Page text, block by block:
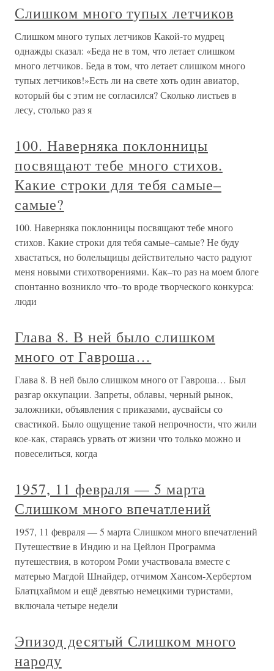
Слишком много тупых летчиков
Слишком много тупых летчиков Какой-то мудрец
однажды сказал: «Беда не в том, что летает слишком
много летчиков. Беда в том, что летает слишком много
тупых летчиков!»Есть ли на свете хоть один авиатор,
который бы с этим не согласился? Сколько листьев в
лесу, столько раз я
100. Наверняка поклонницы
посвящают тебе много стихов.
Какие строки для тебя самые–
самые?
100. Наверняка поклонницы посвящают тебе много
стихов. Какие строки для тебя самые–самые? Не буду
хвастаться, но болельщицы действительно часто радуют
меня новыми стихотворениями. Как–то раз на моем блоге
спонтанно возникло что–то вроде творческого конкурса:
люди
Глава 8. В ней было слишком
много от Гавроша…
Глава 8. В ней было слишком много от Гавроша… Был
разгар оккупации. Запреты, облавы, черный рынок,
заложники, объявления с приказами, аусвайсы со
свастикой. Было ощущение такой непрочности, что жили
кое-как, стараясь урвать от жизни что только можно и
повеселиться, когда
1957, 11 февраля — 5 марта
Слишком много впечатлений
1957, 11 февраля — 5 марта Слишком много впечатлений
Путешествие в Индию и на Цейлон Программа
путешествия, в котором Роми участвовала вместе с
матерью Магдой Шнайдер, отчимом Хансом-Хербертом
Блатцхаймом и ещё девятью немецкими туристами,
включала четыре недели
Эпизод десятый Слишком много
народу